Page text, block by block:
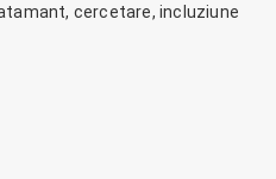
cercetare, incluziune